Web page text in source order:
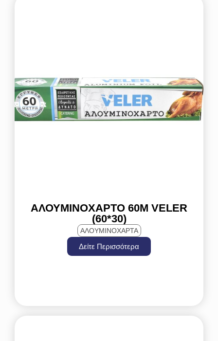
ΑΛΟΥΜΙΝΌΧΑΡΤΟ 60Μ VELER
(60*30)
ΑΛΟΥΜΙΝΟΧΑΡΤΑ
Δείτε Περισσότερα